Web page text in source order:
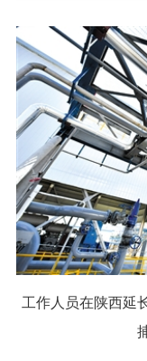
工作人员在陕西延